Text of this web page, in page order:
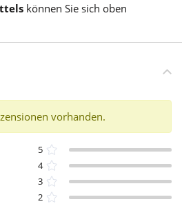
können Sie sich oben
vorhanden.
5
4
3
2